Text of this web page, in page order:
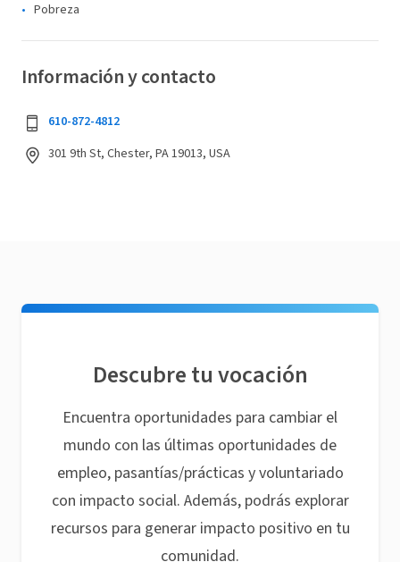
Pobreza
Información y contacto
610-872-4812
301 9th St, Chester, PA 19013, USA
Descubre tu vocación
Encuentra oportunidades para cambiar el
mundo con las últimas oportunidades de
empleo, pasantías/prácticas y voluntariado
con impacto social. Además, podrás explorar
recursos para generar impacto positivo en tu
comunidad.